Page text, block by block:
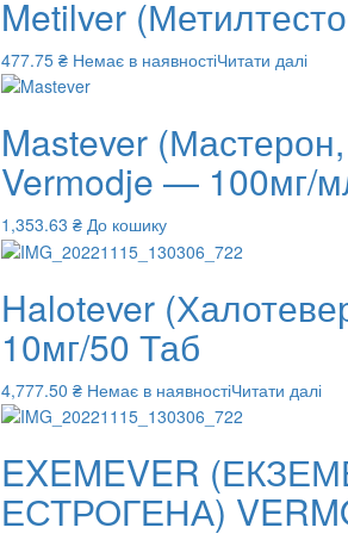
Metilver
477.75 ₴ Немає в наявностіЧитати далі
Mastever
Vermodje — 100мг/
1,353.63 ₴ До кошику
Halotever
10мг/50 Таб
4,777.50 ₴ Немає в наявностіЧитати далі
EXEMEVER
ЕСТРОГЕНА)